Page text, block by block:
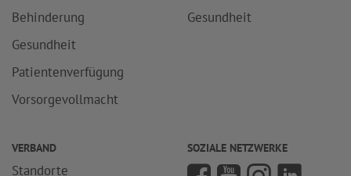
Behinderung
Gesundheit
Patientenverfügung
Vorsorgevollmacht
Gesundheit
VERBAND
Standorte
SOZIALE NETZWERKE